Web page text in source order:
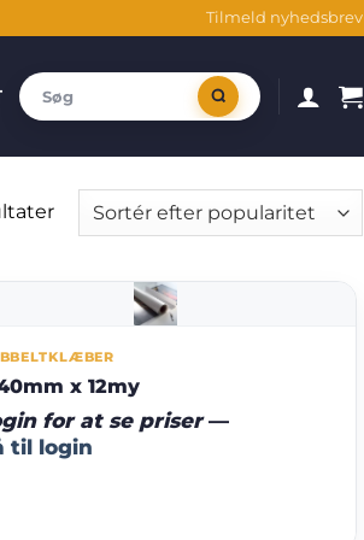
Tilmeld nyhedsbrev
Sorteret
efter
x 12my
for at se priser—
til login